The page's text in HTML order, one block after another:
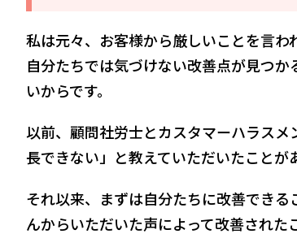
私は元々、お客様から厳しいことを言
自分たちでは気づけない改善点が見つ
いからです。
以前、顧問社労士とカスタマーハラス
長できない」と教えていただいたことが
それ以来、まずは自分たちに改善でき
んからいただいた声によって改善された